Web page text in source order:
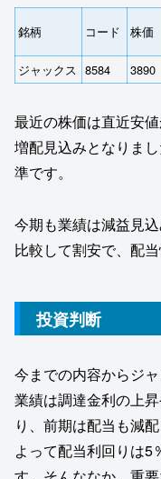
銘柄 コード 株価
ジャックス 8584 3890
最近の株価は直近安
増配見込みとなりま
準です。
今期も業績は減益見
比較して割安で、配
投資判断
今までの内容からジ
業績は調達金利の上
り、前期は配当も減
よって配当利回りは5